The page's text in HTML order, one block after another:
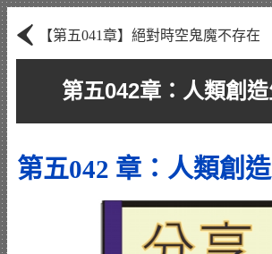
‹ 【第五041章】絕對時空鬼魔不存在
第五042章：人類創
第五042 章：人類創